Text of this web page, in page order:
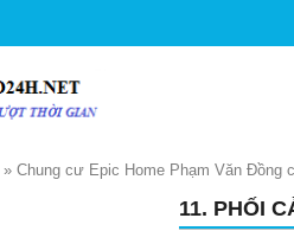
» Chung cư Epic Home Phạm Văn Đồng
11. PHỐI